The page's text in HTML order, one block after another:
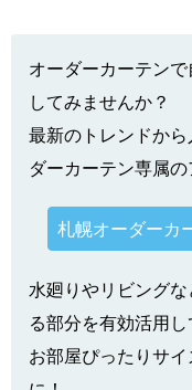
オーダーカーテン
してみませんか？
最新のトレンドか
ダーカーテン専属
札幌オーダーカ
水廻りやリビング
る部分を有効活用
お部屋ぴったりサ